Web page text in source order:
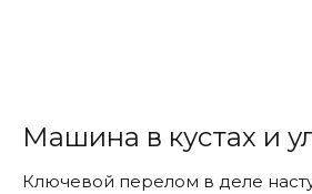
Машина в кустах и
Ключевой перелом в деле